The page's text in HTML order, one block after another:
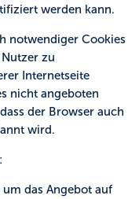
werden kann.
notwendiger Cookies
zu
Internetseite
nicht angeboten
der Browser auch
wird.
das Angebot auf